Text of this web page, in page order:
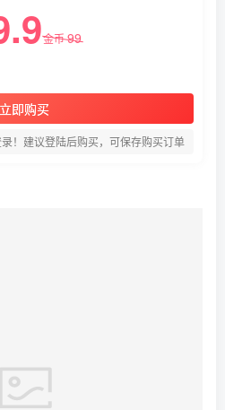
金币99
立即购买
！建议登陆后购买，可保存购买订单